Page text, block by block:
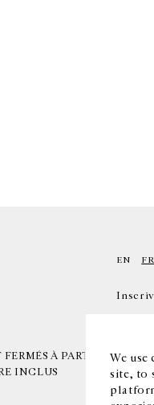
We
site, to
À PARTIR
INCLUS
EN FR